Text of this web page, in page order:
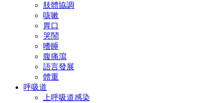
肢體協調
咳嗽
胃口
哭鬧
嗜睡
腹痛瀉
語言發展
體重
呼吸道
上呼吸道感染